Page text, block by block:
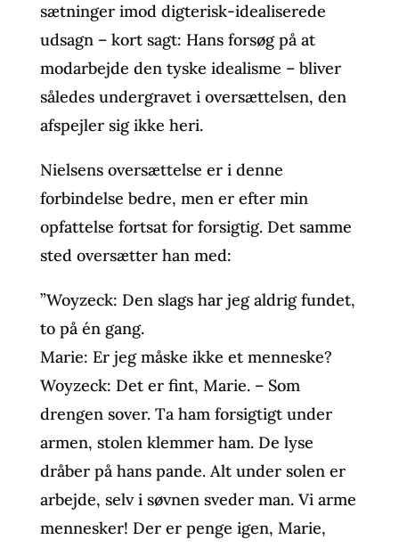
sætninger imod digterisk-idealiserede
udsagn – kort sagt: Hans forsøg på at
modarbejde den tyske idealisme – bliver
således undergravet i oversættelsen, den
afspejler sig ikke heri.
Nielsens oversættelse er i denne
forbindelse bedre, men er efter min
opfattelse fortsat for forsigtig. Det samme
sted oversætter han med:
”Woyzeck: Den slags har jeg aldrig fundet,
to på én gang.
Marie: Er jeg måske ikke et menneske?
Woyzeck: Det er fint, Marie. – Som
drengen sover. Ta ham forsigtigt under
armen, stolen klemmer ham. De lyse
dråber på hans pande. Alt under solen er
arbejde, selv i søvnen sveder man. Vi arme
mennesker! Der er penge igen, Marie,